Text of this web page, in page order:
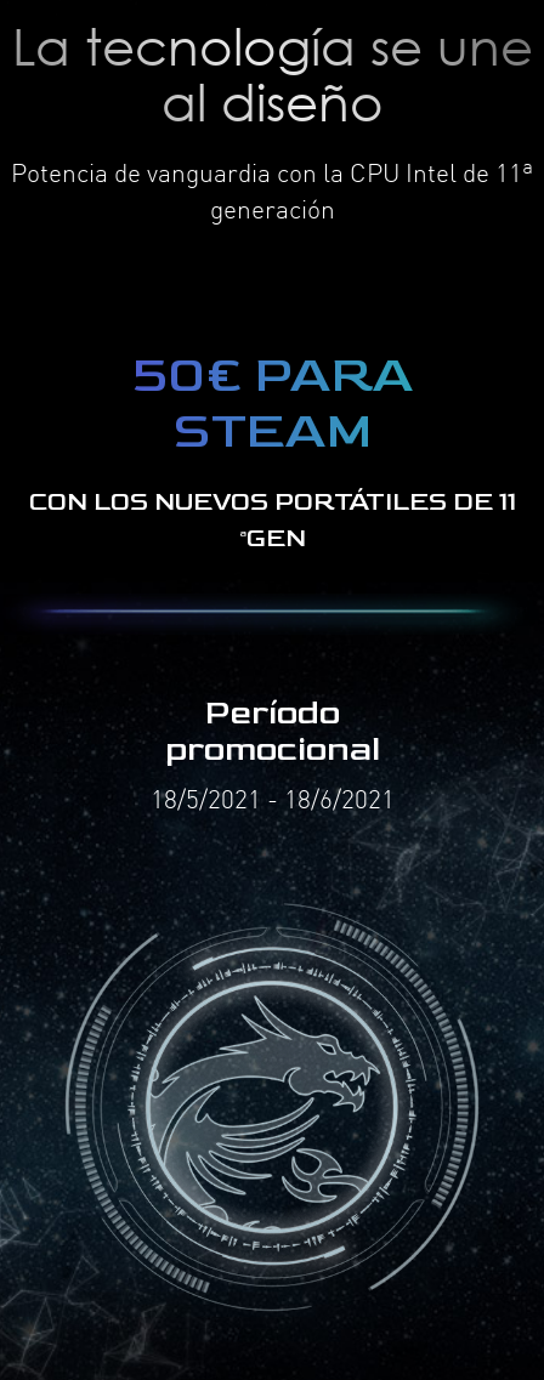
La tecnología se une
al diseño
Potencia de vanguardia con la CPU Intel de 11ª
generación
50€ PARA
STEAM
CON LOS NUEVOS PORTÁTILES DE 11
ªGEN
Período
promocional
18/5/2021 - 18/6/2021